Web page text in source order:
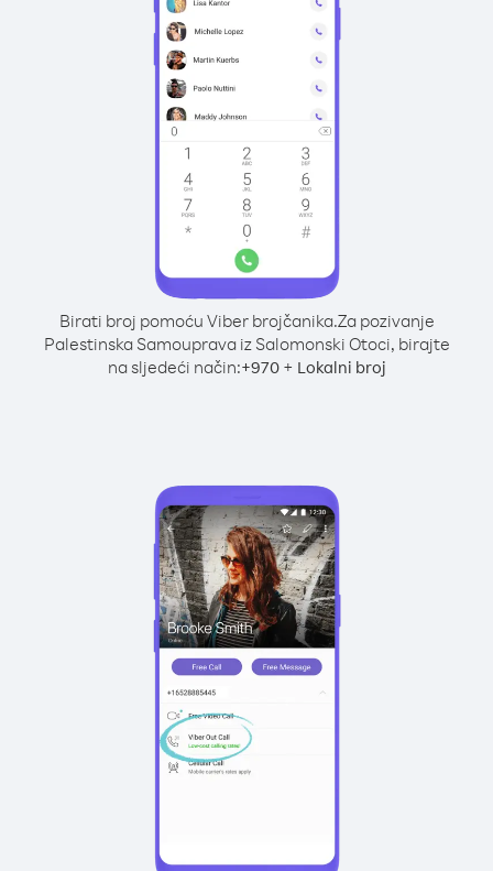
Birati broj pomoću Viber brojčanika.Za pozivanje
Palestinska Samouprava iz Salomonski Otoci, birajte
na sljedeći način:+970+ Lokalni broj